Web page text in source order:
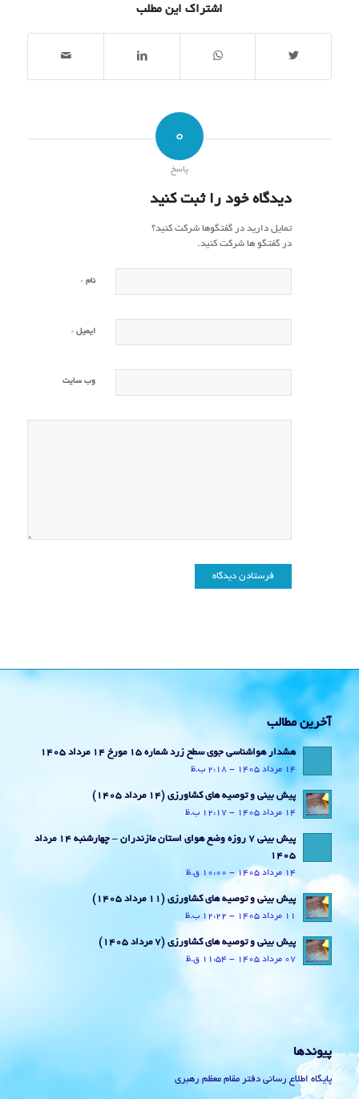
اشتراک این مطلب
0
پاسخ
دیدگاه خود را ثبت کنید
تمایل دارید در گفتگوها شرکت کنید؟
در گفتگو ها شرکت کنید.
نام *
ایمیل *
وب‌ سایت
آخرین مطالب
هشدار هواشناسی جوی سطح زرد شماره 15 مورخ 14 مرداد 1405
14 مرداد 1405 - 2:18 ب.ظ
پیش بینی و توصیه های کشاورزی (14 مرداد ۱۴۰۵)
14 مرداد 1405 - 12:17 ب.ظ
پیش بینی 7 روزه وضع هوای استان مازندران – چهارشنبه 14 مرداد
1405
14 مرداد 1405 - 10:00 ق.ظ
پیش بینی و توصیه های کشاورزی (11 مرداد ۱۴۰۵)
11 مرداد 1405 - 12:22 ب.ظ
پیش بینی و توصیه های کشاورزی (7 مرداد ۱۴۰۵)
07 مرداد 1405 - 11:54 ق.ظ
پیوندها
پایگاه اطلاع رسانی دفتر مقام معظم رهبری